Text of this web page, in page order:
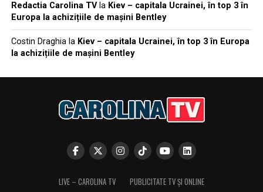
Redactia Carolina TVla Kiev – capitala Ucrainei, în top 3 în
Europa la achizițiile de mașini Bentley
Costin Draghiala Kiev – capitala Ucrainei, în top 3 în Europa
la achizițiile de mașini Bentley
LIVE – CAROLINA TV
PUBLICITATE TV ȘI ONLINE